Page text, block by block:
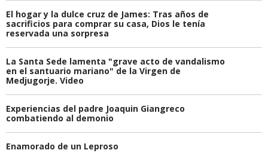
El hogar y la dulce cruz de James: Tras años de
sacrificios para comprar su casa, Dios le tenía
reservada una sorpresa
La Santa Sede lamenta "grave acto de vandalismo
en el santuario mariano" de la Virgen de
Medjugorje. Video
Experiencias del padre Joaquin Giangreco
combatiendo al demonio
Enamorado de un Leproso